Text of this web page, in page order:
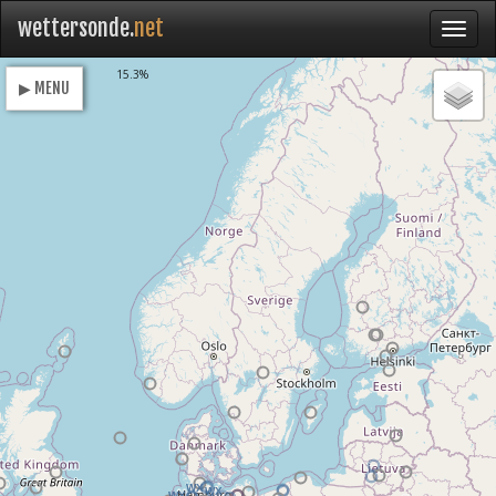
wettersonde.net
▶ MENU
15.3%